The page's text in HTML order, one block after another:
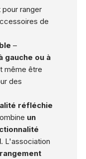
ranger
de
–
gauche ou à
même être
des
réfléchie
un
. L'association